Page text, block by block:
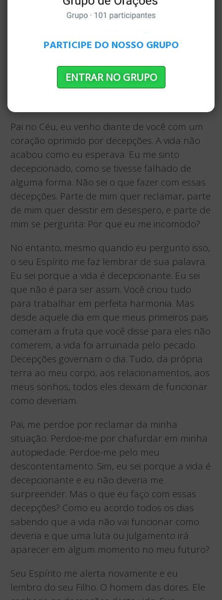
que nos decepciona agora, no final, nos
Tiago 1: 2-4 ).
A vida é decepcionante hoje? Clame a Deus em
Pai no Céu, eu venho diante de você com um
coração oprimido por decepções. A vida não
acabou como eu esperava. Eu me sinto
decepcionado, como se tivesse falhado de
alguma forma. Não sei o que fazer com essas
decepções. Parte de mim quer reclamar, parte
de mim quer desistir em desespero, e parte de
mim se pergunta: Por que eu me incomodo?
No entanto, mesmo quando eu pergunto isso,
o seu Espírito me faz lembrar de sua palavra.
Eu sei porque a vida é decepcionante. Eu sei
que não é para ser assim. Você criou tudo
para trabalhar em perfeita harmonia. Mas
desde aquele dia em que meus primeiros pais
comeram a fruta que você disse para eles não
comerem, a vida foi arruinada pelo pecado.
Decepções governam o dia. Tudo, da própria
terra ao meu corpo, aos relacionamentos, aos
meus sonhos, todos eles deixam de funcionar
como deveriam.
Pai, me perdoe por reclamar da minha
situação. Perdoe-me por chafurdar em minha
autopiedade. Perdoe-me pelo meu
descontentamento. Sim, eu sei porque a vida é
decepcionante e eu não deveria me
surpreender. Mas o que eu faço com essas
decepções? Como eu acordo todos os dias
sabendo que a vida não vai funcionar como
deveria e que uma luta ou julgamento irá
aparecer em algum momento no meu futuro?
Seu Espírito me alerta novamente e eu
lembro do seu Filho. O homem das dores. Ele
PARTICIPE DO NOSSO GRUPO
ENTRAR NO GRUPO